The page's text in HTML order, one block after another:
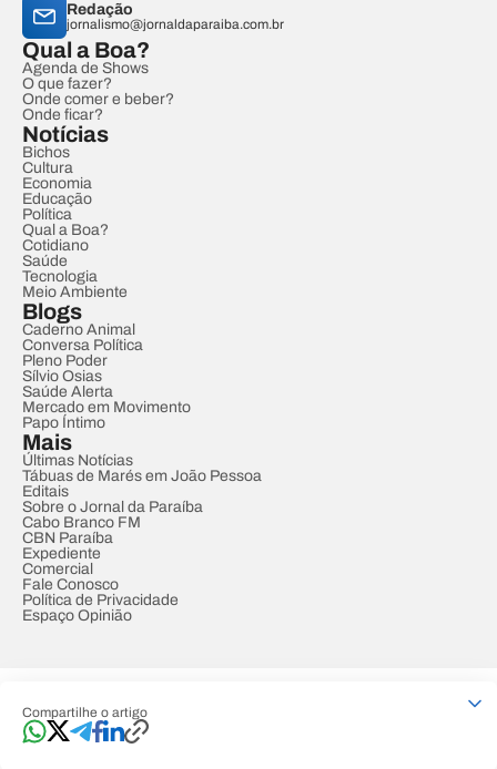
Compartilhe o artigo
Redação
jornalismo@jornaldaparaiba.com.br
Qual a Boa?
Agenda de Shows
O que fazer?
Onde comer e beber?
Onde ficar?
Notícias
Bichos
Cultura
Economia
Educação
Política
Qual a Boa?
Cotidiano
Saúde
Tecnologia
Meio Ambiente
Blogs
Caderno Animal
Conversa Política
Pleno Poder
Sílvio Osias
Saúde Alerta
Mercado em Movimento
Papo Íntimo
Mais
Últimas Notícias
Tábuas de Marés em João Pessoa
Editais
Sobre o Jornal da Paraíba
Cabo Branco FM
CBN Paraíba
Expediente
Comercial
Fale Conosco
Política de Privacidade
Espaço Opinião
Developed by Designed by